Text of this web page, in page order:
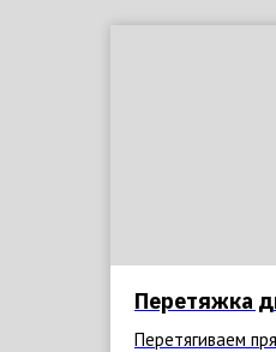
Перетяжка
Перетягиваем